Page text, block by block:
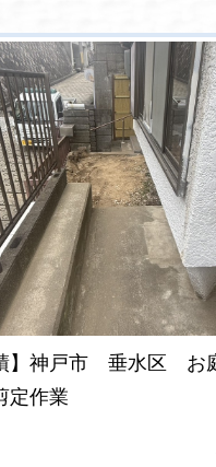
績】神戸市 垂水区 お
作業